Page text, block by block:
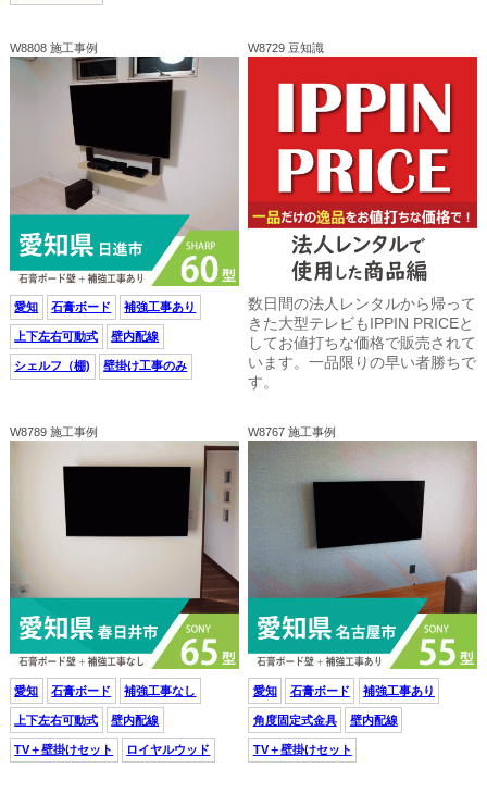
W8808 施工事例
愛知 石膏ボード 補強工事あり
上下左右可動式 壁内配線
シェルフ（棚) 壁掛け工事のみ
W8729 豆知識
数日間の法人レンタルから帰って
きた大型テレビもIPPIN PRICEと
してお値打ちな価格で販売されて
います。一品限りの早い者勝ちで
す。
W8789 施工事例
愛知 石膏ボード 補強工事なし
上下左右可動式 壁内配線
TV＋壁掛けセット ロイヤルウッド
W8767 施工事例
愛知 石膏ボード 補強工事あり
角度固定式金具 壁内配線
TV＋壁掛けセット